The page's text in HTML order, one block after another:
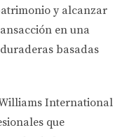
impuestos sobre la
del seguro del
al comprar tu
y alcanzar
en una
basadas
International
que